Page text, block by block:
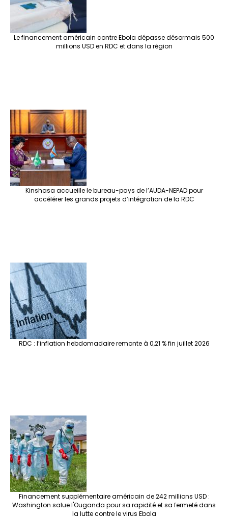
Le financement américain contre Ebola dépasse désormais 500
millions USD en RDC et dans la région
Kinshasa accueille le bureau-pays de l’AUDA-NEPAD pour
accélérer les grands projets d’intégration de la RDC
RDC : l’inflation hebdomadaire remonte à 0,21 % fin juillet 2026
Financement supplémentaire américain de 242 millions USD :
Washington salue l'Ouganda pour sa rapidité et sa fermeté dans
la lutte contre le virus Ebola